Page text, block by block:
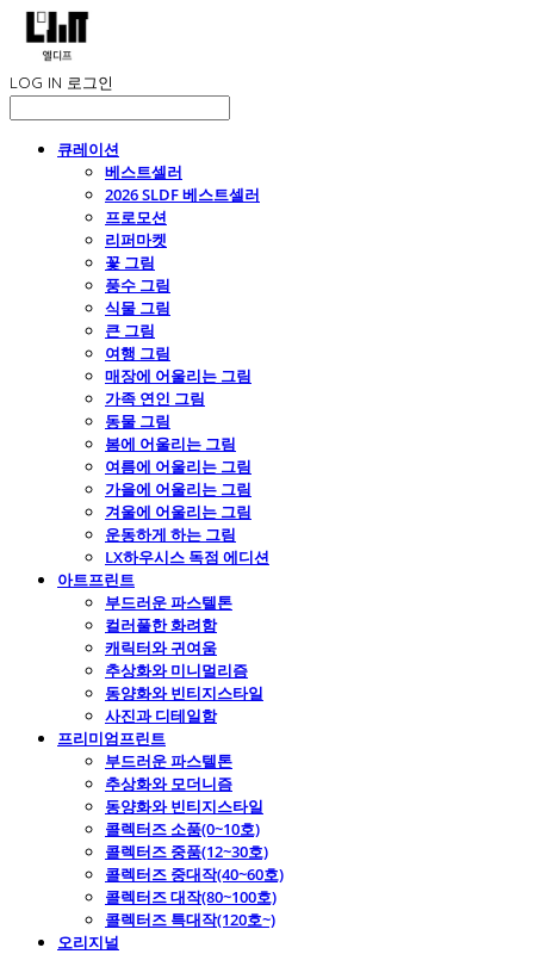
LOG IN 로그인
큐레이션
베스트셀러
2026 SLDF 베스트셀러
프로모션
리퍼마켓
꽃 그림
풍수 그림
식물 그림
큰 그림
여행 그림
매장에 어울리는 그림
가족 연인 그림
동물 그림
봄에 어울리는 그림
여름에 어울리는 그림
가을에 어울리는 그림
겨울에 어울리는 그림
운동하게 하는 그림
LX하우시스 독점 에디션
아트프린트
부드러운 파스텔톤
컬러풀한 화려함
캐릭터와 귀여움
추상화와 미니멀리즘
동양화와 빈티지스타일
사진과 디테일함
프리미엄프린트
부드러운 파스텔톤
추상화와 모더니즘
동양화와 빈티지스타일
콜렉터즈 소품(0~10호)
콜렉터즈 중품(12~30호)
콜렉터즈 중대작(40~60호)
콜렉터즈 대작(80~100호)
콜렉터즈 특대작(120호~)
오리지널